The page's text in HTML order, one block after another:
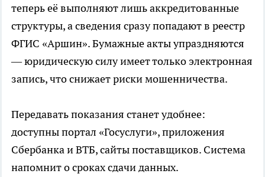
теперь её выполняют лишь аккредитованные
структуры, а сведения сразу попадают в реестр
ФГИС «Аршин». Бумажные акты упраздняются
— юридическую силу имеет только электронная
запись, что снижает риски мошенничества.
Передавать показания станет удобнее:
доступны портал «Госуслуги», приложения
Сбербанка и ВТБ, сайты поставщиков. Система
напомнит о сроках сдачи данных.